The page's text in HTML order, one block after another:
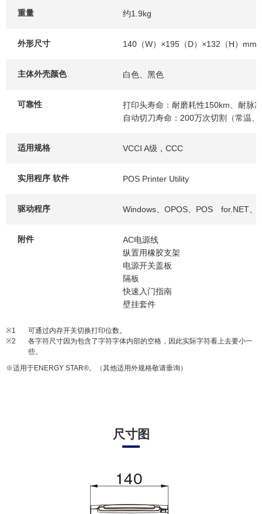
重量 约1.9kg
外形尺寸 140（W）×195（D）×132（H）mm
主体外壳颜色 白色、黑色
可靠性
打印头寿命：耐磨耗性150km、耐脉
自动切刀寿命：200万次切割（常温
适用规格 VCCI A级，CCC
实用程序 软件 POS Printer Utility
驱动程序 Windows、OPOS、POS for.NET、
附件
AC电源线
纵置用橡胶支架
电源开关盖板
隔板
快速入门指南
壁挂套件
※1
可通过内存开关切换打印位数。
※2
各字符尺寸因为包含了字符字体内部的空格，因此实际字符看上去要小一
些。
※适用于ENERGY STAR®。（其他适用外规格敬请垂询）
尺寸图